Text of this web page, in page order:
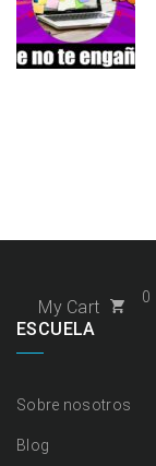
My Cart 0
ESCUELA
Sobre nosotros
Blog